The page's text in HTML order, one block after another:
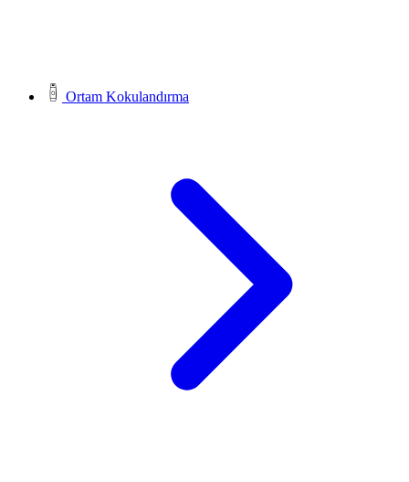
Ortam Kokulandırma